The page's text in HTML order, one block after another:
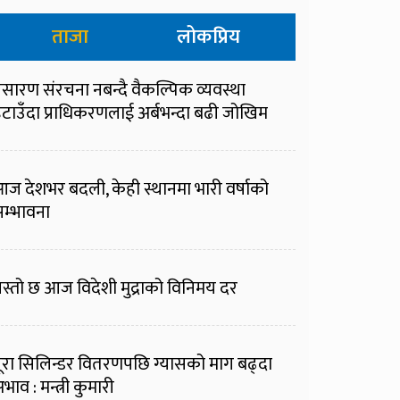
ताजा लोकप्रिय
संरचना नबन्दै वैकल्पिक व्यवस्था
प्राधिकरणलाई अर्बभन्दा बढी जोखिम
देशभर बदली, केही स्थानमा भारी वर्षाको
छ आज विदेशी मुद्राको विनिमय दर
सिलिन्डर वितरणपछि ग्यासको माग बढ्दा
: मन्त्री कुमारी